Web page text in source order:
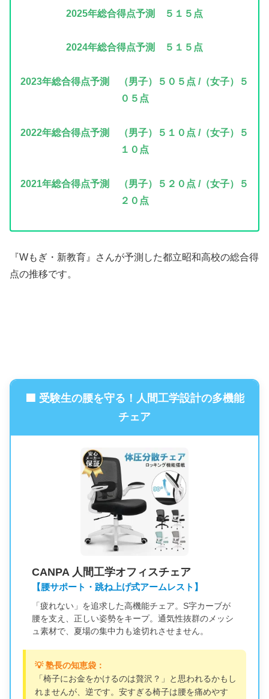
2025年総合得点予測 ５１５点
2024年総合得点予測 ５１５点
2023年総合得点予測 （男子）５０５点 /（女子）５
０５点
2022年総合得点予測 （男子）５１０点 /（女子）５
１０点
2021年総合得点予測 （男子）５２０点 /（女子）５
２０点
『Wもぎ・新教育』さんが予測した都立昭和高校の総合得
点の推移です。
🟦 受験生の腰を守る！人間工学設計の多機能
チェア
CANPA 人間工学オフィスチェア
【腰サポート・跳ね上げ式アームレスト】
「疲れない」を追求した高機能チェア。S字カーブが
腰を支え、正しい姿勢をキープ。通気性抜群のメッシ
ュ素材で、夏場の集中力も途切れさせません。
💡 塾長の知恵袋：
「椅子にお金をかけるのは贅沢？」と思われるかもし
れませんが、逆です。安すぎる椅子は腰を痛めやす